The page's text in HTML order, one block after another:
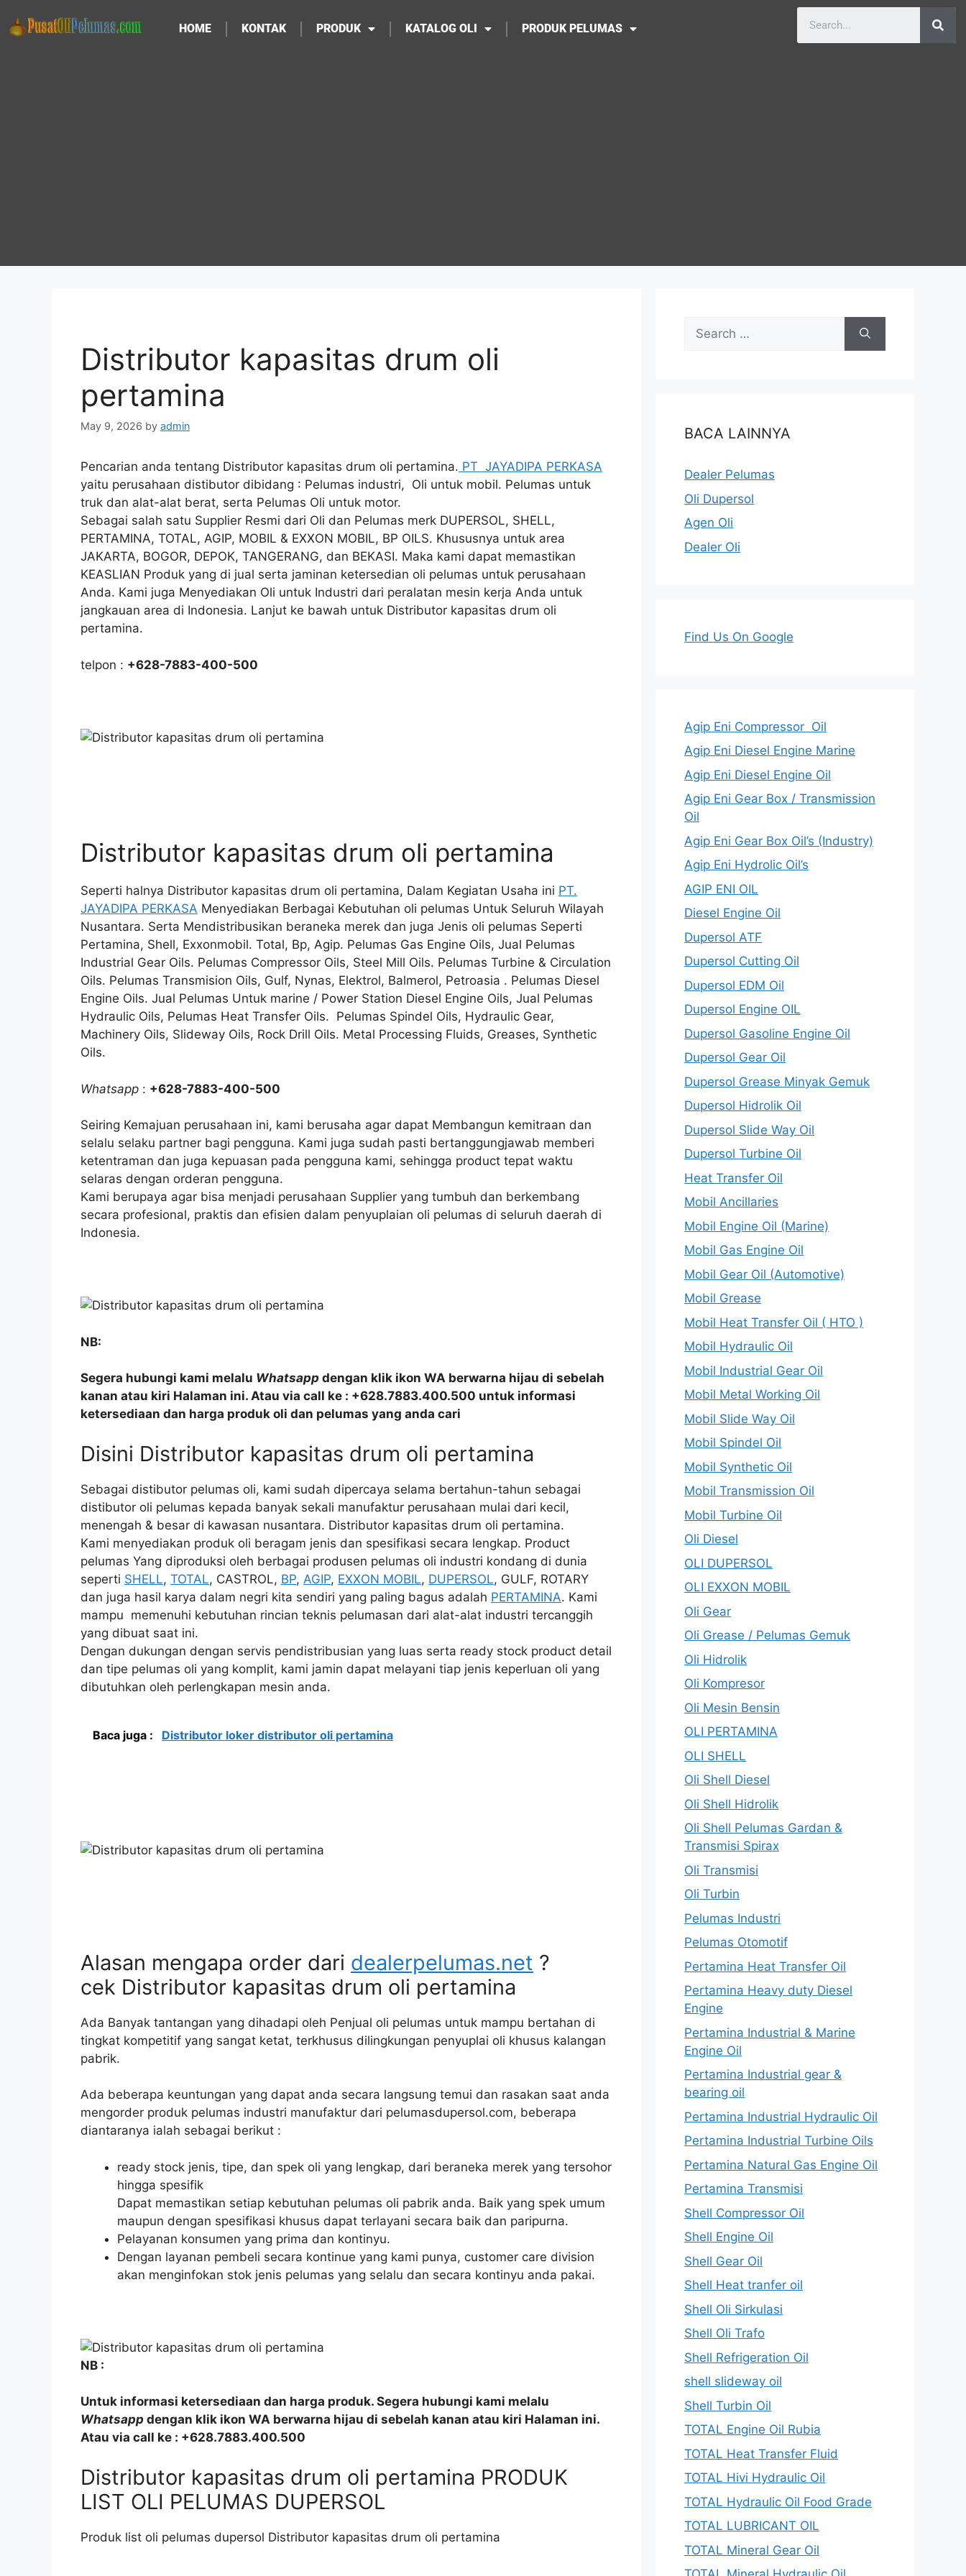
HOME KONTAK PRODUK KATALOG OLI PRODUK PELUMAS
Distributor kapasitas drum oli
pertamina
May 9, 2026 by admin
Pencarian anda tentang Distributor kapasitas drum oli pertamina. PT JAYADIPA PERKASA
yaitu perusahaan distibutor dibidang : Pelumas industri, Oli untuk mobil. Pelumas untuk
truk dan alat-alat berat, serta Pelumas Oli untuk motor.
Sebagai salah satu Supplier Resmi dari Oli dan Pelumas merk DUPERSOL, SHELL,
PERTAMINA, TOTAL, AGIP, MOBIL & EXXON MOBIL, BP OILS. Khususnya untuk area
JAKARTA, BOGOR, DEPOK, TANGERANG, dan BEKASI. Maka kami dapat memastikan
KEASLIAN Produk yang di jual serta jaminan ketersedian oli pelumas untuk perusahaan
Anda. Kami juga Menyediakan Oli untuk Industri dari peralatan mesin kerja Anda untuk
jangkauan area di Indonesia. Lanjut ke bawah untuk Distributor kapasitas drum oli
pertamina.
telpon : +628-7883-400-500
Distributor kapasitas drum oli pertamina
Seperti halnya Distributor kapasitas drum oli pertamina, Dalam Kegiatan Usaha ini PT.
JAYADIPA PERKASA Menyediakan Berbagai Kebutuhan oli pelumas Untuk Seluruh Wilayah
Nusantara. Serta Mendistribusikan beraneka merek dan juga Jenis oli pelumas Seperti
Pertamina, Shell, Exxonmobil. Total, Bp, Agip. Pelumas Gas Engine Oils, Jual Pelumas
Industrial Gear Oils. Pelumas Compressor Oils, Steel Mill Oils. Pelumas Turbine & Circulation
Oils. Pelumas Transmision Oils, Gulf, Nynas, Elektrol, Balmerol, Petroasia . Pelumas Diesel
Engine Oils. Jual Pelumas Untuk marine / Power Station Diesel Engine Oils, Jual Pelumas
Hydraulic Oils, Pelumas Heat Transfer Oils. Pelumas Spindel Oils, Hydraulic Gear,
Machinery Oils, Slideway Oils, Rock Drill Oils. Metal Processing Fluids, Greases, Synthetic
Oils.
Whatsapp : +628-7883-400-500
Seiring Kemajuan perusahaan ini, kami berusaha agar dapat Membangun kemitraan dan
selalu selaku partner bagi pengguna. Kami juga sudah pasti bertanggungjawab memberi
ketentraman dan juga kepuasan pada pengguna kami, sehingga product tepat waktu
selaras dengan orderan pengguna.
Kami berupaya agar bisa menjadi perusahaan Supplier yang tumbuh dan berkembang
secara profesional, praktis dan efisien dalam penyuplaian oli pelumas di seluruh daerah di
Indonesia.
NB:
Segera hubungi kami melalu Whatsapp dengan klik ikon WA berwarna hijau di sebelah
kanan atau kiri Halaman ini. Atau via call ke : +628.7883.400.500 untuk informasi
ketersediaan dan harga produk oli dan pelumas yang anda cari
Disini Distributor kapasitas drum oli pertamina
Sebagai distibutor pelumas oli, kami sudah dipercaya selama bertahun-tahun sebagai
distibutor oli pelumas kepada banyak sekali manufaktur perusahaan mulai dari kecil,
menengah & besar di kawasan nusantara. Distributor kapasitas drum oli pertamina.
Kami menyediakan produk oli beragam jenis dan spesifikasi secara lengkap. Product
pelumas Yang diproduksi oleh berbagai produsen pelumas oli industri kondang di dunia
seperti SHELL, TOTAL, CASTROL, BP, AGIP, EXXON MOBIL, DUPERSOL, GULF, ROTARY
dan juga hasil karya dalam negri kita sendiri yang paling bagus adalah PERTAMINA. Kami
mampu memenuhi kebutuhan rincian teknis pelumasan dari alat-alat industri tercanggih
yang dibuat saat ini.
Dengan dukungan dengan servis pendistribusian yang luas serta ready stock product detail
dan tipe pelumas oli yang komplit, kami jamin dapat melayani tiap jenis keperluan oli yang
dibutuhkan oleh perlengkapan mesin anda.
Baca juga : Distributor loker distributor oli pertamina
Alasan mengapa order dari dealerpelumas.net ?
cek Distributor kapasitas drum oli pertamina
Ada Banyak tantangan yang dihadapi oleh Penjual oli pelumas untuk mampu bertahan di
tingkat kompetitif yang sangat ketat, terkhusus dilingkungan penyuplai oli khusus kalangan
pabrik.
Ada beberapa keuntungan yang dapat anda secara langsung temui dan rasakan saat anda
mengorder produk pelumas industri manufaktur dari pelumasdupersol.com, beberapa
diantaranya ialah sebagai berikut :
ready stock jenis, tipe, dan spek oli yang lengkap, dari beraneka merek yang tersohor
hingga spesifik
Dapat memastikan setiap kebutuhan pelumas oli pabrik anda. Baik yang spek umum
maupun dengan spesifikasi khusus dapat terlayani secara baik dan paripurna.
Pelayanan konsumen yang prima dan kontinyu.
Dengan layanan pembeli secara kontinue yang kami punya, customer care division
akan menginfokan stok jenis pelumas yang selalu dan secara kontinyu anda pakai.
NB :
Untuk informasi ketersediaan dan harga produk. Segera hubungi kami melalu
Whatsapp dengan klik ikon WA berwarna hijau di sebelah kanan atau kiri Halaman ini.
Atau via call ke : +628.7883.400.500
Distributor kapasitas drum oli pertamina PRODUK
LIST OLI PELUMAS DUPERSOL
Produk list oli pelumas dupersol Distributor kapasitas drum oli pertamina
BACA LAINNYA
Dealer Pelumas
Oli Dupersol
Agen Oli
Dealer Oli
Find Us On Google
Agip Eni Compressor Oil
Agip Eni Diesel Engine Marine
Agip Eni Diesel Engine Oil
Agip Eni Gear Box / Transmission
Oil
Agip Eni Gear Box Oil’s (Industry)
Agip Eni Hydrolic Oil’s
AGIP ENI OIL
Diesel Engine Oil
Dupersol ATF
Dupersol Cutting Oil
Dupersol EDM Oil
Dupersol Engine OIL
Dupersol Gasoline Engine Oil
Dupersol Gear Oil
Dupersol Grease Minyak Gemuk
Dupersol Hidrolik Oil
Dupersol Slide Way Oil
Dupersol Turbine Oil
Heat Transfer Oil
Mobil Ancillaries
Mobil Engine Oil (Marine)
Mobil Gas Engine Oil
Mobil Gear Oil (Automotive)
Mobil Grease
Mobil Heat Transfer Oil ( HTO )
Mobil Hydraulic Oil
Mobil Industrial Gear Oil
Mobil Metal Working Oil
Mobil Slide Way Oil
Mobil Spindel Oil
Mobil Synthetic Oil
Mobil Transmission Oil
Mobil Turbine Oil
Oli Diesel
OLI DUPERSOL
OLI EXXON MOBIL
Oli Gear
Oli Grease / Pelumas Gemuk
Oli Hidrolik
Oli Kompresor
Oli Mesin Bensin
OLI PERTAMINA
OLI SHELL
Oli Shell Diesel
Oli Shell Hidrolik
Oli Shell Pelumas Gardan &
Transmisi Spirax
Oli Transmisi
Oli Turbin
Pelumas Industri
Pelumas Otomotif
Pertamina Heat Transfer Oil
Pertamina Heavy duty Diesel
Engine
Pertamina Industrial & Marine
Engine Oil
Pertamina Industrial gear &
bearing oil
Pertamina Industrial Hydraulic Oil
Pertamina Industrial Turbine Oils
Pertamina Natural Gas Engine Oil
Pertamina Transmisi
Shell Compressor Oil
Shell Engine Oil
Shell Gear Oil
Shell Heat tranfer oil
Shell Oli Sirkulasi
Shell Oli Trafo
Shell Refrigeration Oil
shell slideway oil
Shell Turbin Oil
TOTAL Engine Oil Rubia
TOTAL Heat Transfer Fluid
TOTAL Hivi Hydraulic Oil
TOTAL Hydraulic Oil Food Grade
TOTAL LUBRICANT OIL
TOTAL Mineral Gear Oil